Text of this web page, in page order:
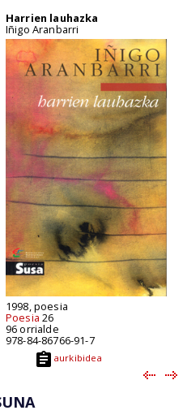
Harrien lauhazka
Iñigo Aranbarri
1998, poesia
Poesia 26
96 orrialde
978-84-86766-91-7
aurkibidea